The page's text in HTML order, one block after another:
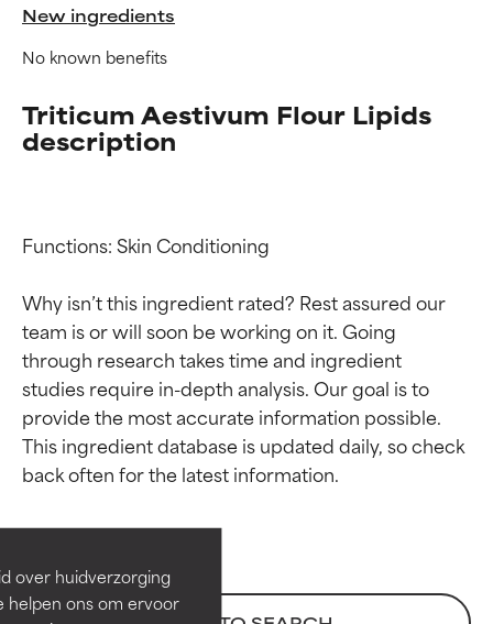
over huidverzorging
helpen ons om ervoor
New ingredients
No known benefits
Triticum Aestivum Flour Lipids
description
Functions: Skin Conditioning
Why isn’t this ingredient rated? Rest assured our
team is or will soon be working on it. Going
through research takes time and ingredient
studies require in-depth analysis. Our goal is to
provide the most accurate information possible.
This ingredient database is updated daily, so check
Beoordelingen van
ingrediënten
Bewezen en ondersteund door
onafhankelijk onderzoek.
Beoordelingen van
ingrediënten
Bewezen en ondersteund door
onafhankelijk onderzoek.